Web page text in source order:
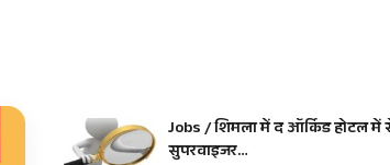
Jobs / शिमला में द ऑर्किड होटल
सुपरवाइजर…